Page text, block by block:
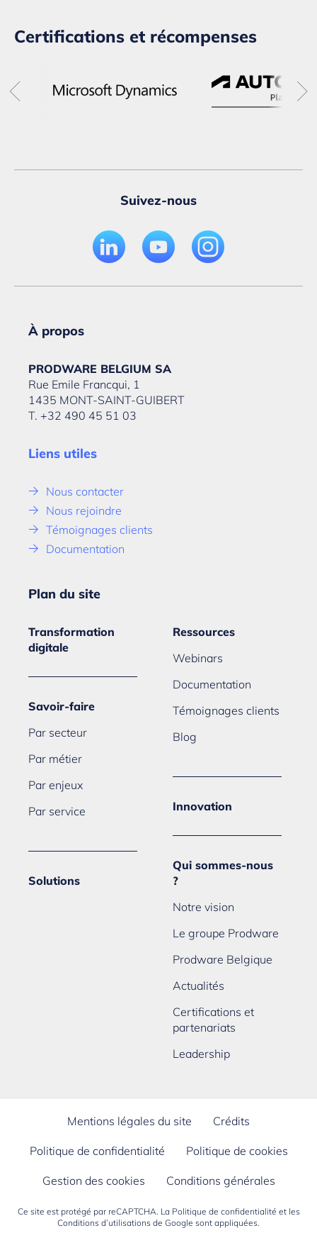
Certifications et récompenses
Suivez-nous
À propos
PRODWARE BELGIUM SA
Rue Emile Francqui, 1
1435 MONT-SAINT-GUIBERT
T. +32 490 45 51 03
Liens utiles
Nous contacter
Nous rejoindre
Témoignages clients
Documentation
Plan du site
Transformation
digitale
Savoir-faire
Par secteur
Par métier
Par enjeux
Par service
Solutions
Ressources
Webinars
Documentation
Témoignages clients
Blog
Innovation
Qui sommes-nous
?
Notre vision
Le groupe Prodware
Prodware Belgique
Actualités
Certifications et
partenariats
Leadership
Mentions légales du site Crédits
Politique de confidentialité Politique de cookies
Gestion des cookies Conditions générales
Ce site est protégé par reCAPTCHA. La Politique de confidentialité et les
Conditions d’utilisations de Google sont appliquées.